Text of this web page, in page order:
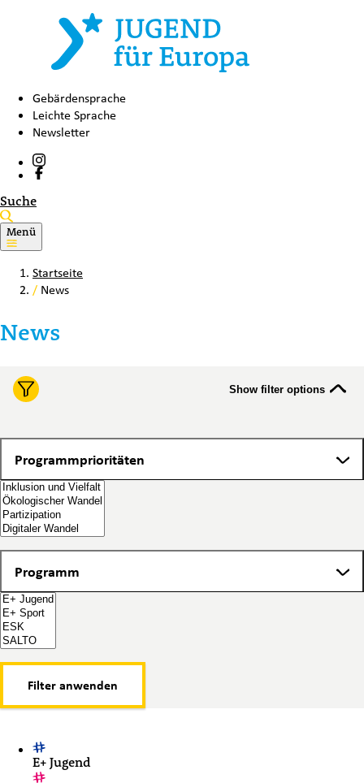
Gebärdensprache
Leichte Sprache
Newsletter
Suche
Menü
Startseite
/ News
News
Show filter options
Programmprioritäten
Programm
Filter anwenden
E+ Jugend